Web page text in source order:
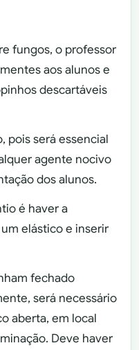
fungos, o professor
aos alunos e
descartáveis
pois será essencial
agente nocivo
dos alunos.
é haver a
elástico e inserir
fechado
será necessário
aberta, em local
Deve haver